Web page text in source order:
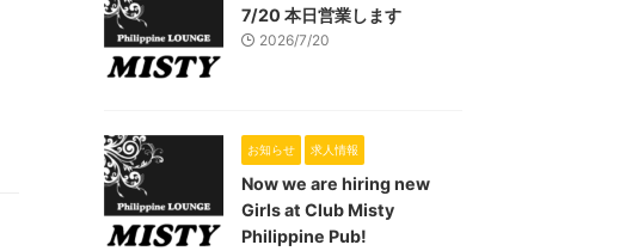
7/20 本日営業します
2026/7/20
お知らせ 求人情報
Now we are hiring new
Girls at Club Misty
Philippine Pub!